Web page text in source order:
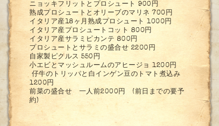
ニョッキフリットとプロシュート 900円
熟成プロシュートとオリーブのマリネ 700円
イタリア産18ヶ月熟成プロシュート 1000円
イタリア産プロシュートコット 800円
イタリア産サラミピカンテ 800円
プロシュートとサラミの盛合せ 2200円
自家製ピクルス 550円
小エビとマッシュルームのアヒージョ 1200円
仔牛のトリッパと白インゲン豆のトマト煮込み
1200円
前菜の盛合せ 一人前2000円 (前日までの要予
約)